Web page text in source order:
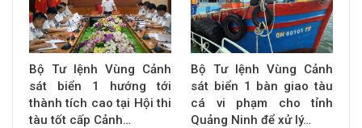
Bộ Tư lệnh Vùng Cảnh
sát biển 1 hướng tới
thành tích cao tại Hội thi
tàu tốt cấp Cảnh…
Bộ Tư lệnh Vùng Cảnh
sát biển 1 bàn giao tàu
cá vi phạm cho tỉnh
Quảng Ninh để xử lý…